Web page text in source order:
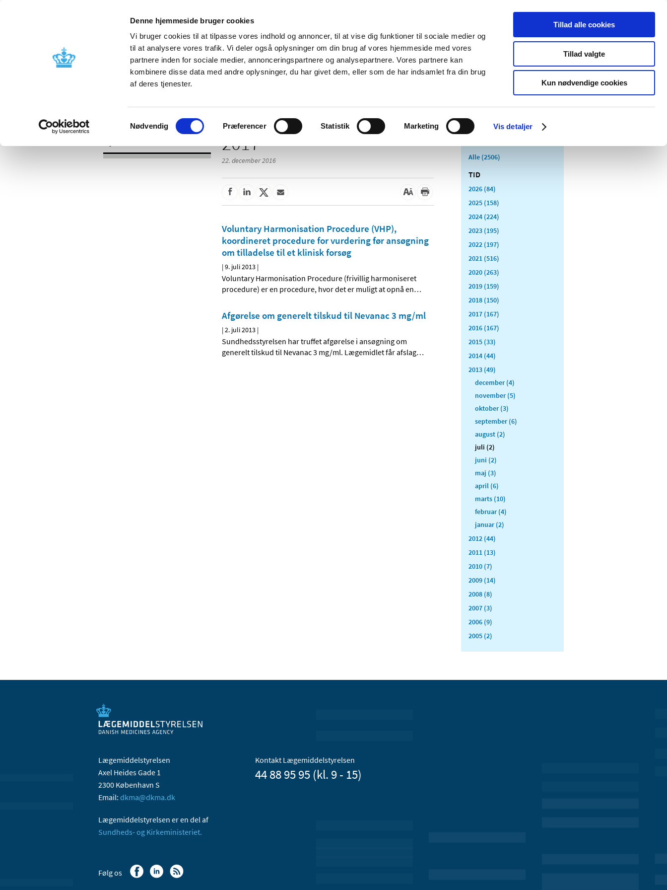
Denne hjemmeside bruger cookies
Vi bruger cookies til at tilpasse vores indhold og annoncer, til at vise dig funktioner til sociale medier og
til at analysere vores trafik. Vi deler også oplysninger om din brug af vores hjemmeside med vores
partnere inden for sociale medier, annonceringspartnere og analysepartnere. Vores partnere kan
kombinere disse data med andre oplysninger, du har givet dem, eller som de har indsamlet fra din brug
af deres tjenester.
Samtykkevalg
Nødvendig Præferencer Statistik Marketing Vis detaljer
Tillad alle cookies
Tillad valgte
Kun nødvendige cookies
Nyheder Om os Kontakt Udgivelser
Godkendelse og
Bivirkninger og
produktinformation
Tilskud og
Apoteker og salg af
Medicinsk
Særlige
produktområder
2017
22. december 2016
Voluntary Harmonisation Procedure (VHP),
koordineret procedure for vurdering før ansøgning
om tilladelse til et klinisk forsøg
|9. juli 2013 |
Voluntary Harmonisation Procedure (frivillig harmoniseret
procedure) er en procedure, hvor det er muligt at opnå en…
Afgørelse om generelt tilskud til Nevanac 3 mg/ml
|2. juli 2013 |
Sundhedsstyrelsen har truffet afgørelse i ansøgning om
generelt tilskud til Nevanac 3 mg/ml. Lægemidlet får afslag…
Alle (2506)
TID
2026 (84)
2025 (158)
2024 (224)
2023 (195)
2022 (197)
2021 (516)
2020 (263)
2019 (159)
2018 (150)
2017 (167)
2016 (167)
2015 (33)
2014 (44)
2013 (49)
december (4)
november (5)
oktober (3)
september (6)
august (2)
juli (2)
juni (2)
maj (3)
april (6)
marts (10)
februar (4)
januar (2)
2012 (44)
2011 (13)
2010 (7)
2009 (14)
2008 (8)
2007 (3)
2006 (9)
2005 (2)
Lægemiddelstyrelsen
Axel Heides Gade 1
2300 København S
Email: dkma@dkma.dk
Lægemiddelstyrelsen er en del af
Sundheds- og Kirkeministeriet.
Kontakt Lægemiddelstyrelsen
44 88 95 95 (kl. 9 - 15)
Følg os